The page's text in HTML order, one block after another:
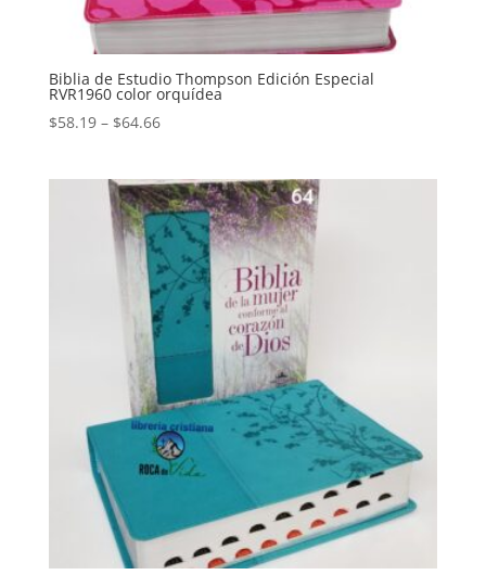
Biblia de Estudio Thompson Edición Especial
RVR1960 color orquídea
$58.19 – $64.66Price
through
$64.66